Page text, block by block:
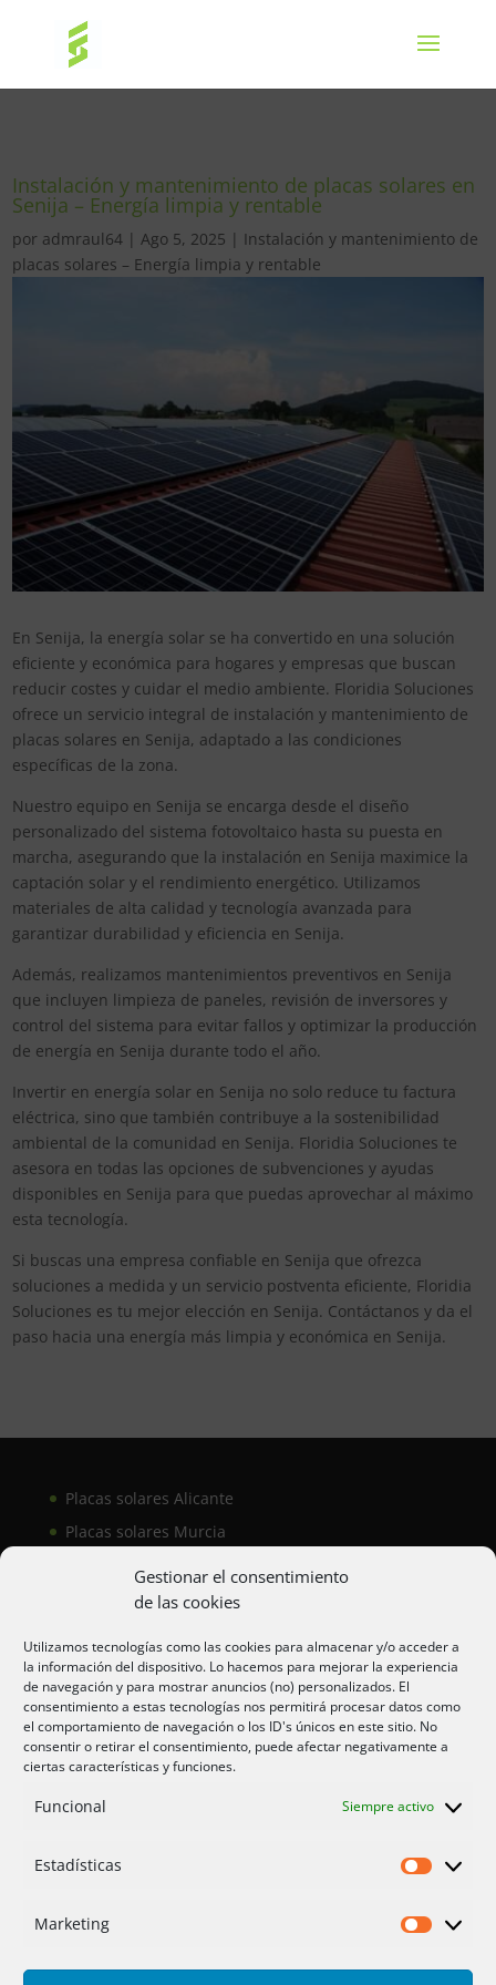
Gestionar el consentimiento
de las cookies
Utilizamos tecnologías como las cookies para almacenar y/o acceder a
la información del dispositivo. Lo hacemos para mejorar la experiencia
de navegación y para mostrar anuncios (no) personalizados. El
consentimiento a estas tecnologías nos permitirá procesar datos como
el comportamiento de navegación o los ID's únicos en este sitio. No
consentir o retirar el consentimiento, puede afectar negativamente a
ciertas características y funciones.
Funcional Siempre activo
Estadísticas
Marketing
Instalación y mantenimiento de placas solares en
Senija – Energía limpia y rentable
por admraul64 |Ago 5, 2025 | Instalación y mantenimiento de
placas solares – Energía limpia y rentable
En Senija, la energía solar se ha convertido en una solución
eficiente y económica para hogares y empresas que buscan
reducir costes y cuidar el medio ambiente. Floridia Soluciones
ofrece un servicio integral de instalación y mantenimiento de
placas solares en Senija, adaptado a las condiciones
específicas de la zona.
Nuestro equipo en Senija se encarga desde el diseño
personalizado del sistema fotovoltaico hasta su puesta en
marcha, asegurando que la instalación en Senija maximice la
captación solar y el rendimiento energético. Utilizamos
materiales de alta calidad y tecnología avanzada para
garantizar durabilidad y eficiencia en Senija.
Además, realizamos mantenimientos preventivos en Senija
que incluyen limpieza de paneles, revisión de inversores y
control del sistema para evitar fallos y optimizar la producción
de energía en Senija durante todo el año.
Invertir en energía solar en Senija no solo reduce tu factura
eléctrica, sino que también contribuye a la sostenibilidad
ambiental de la comunidad en Senija. Floridia Soluciones te
asesora en todas las opciones de subvenciones y ayudas
disponibles en Senija para que puedas aprovechar al máximo
esta tecnología.
Si buscas una empresa confiable en Senija que ofrezca
soluciones a medida y un servicio postventa eficiente, Floridia
Soluciones es tu mejor elección en Senija. Contáctanos y da el
paso hacia una energía más limpia y económica en Senija.
Placas solares Alicante
Placas solares Murcia
Aire acondicionado Alicante
Aire acondicionador Murcia
Aire acondicionado San Juan
Privacidad